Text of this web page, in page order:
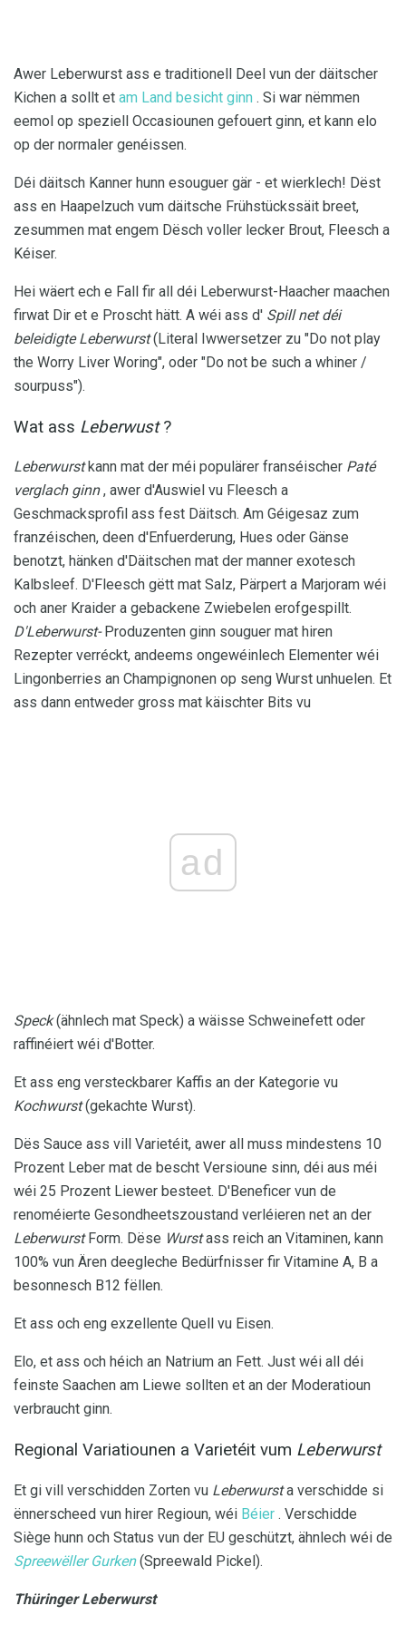
Awer Leberwurst ass e traditionell Deel vun der däitscher
Kichen a sollt et am Land besicht ginn . Si war nëmmen
eemol op speziell Occasiounen gefouert ginn, et kann elo
op der normaler genéissen.
Déi däitsch Kanner hunn esouguer gär - et wierklech! Dëst
ass en Haapelzuch vum däitsche Frühstückssäit breet,
zesummen mat engem Dësch voller lecker Brout, Fleesch a
Kéiser.
Hei wäert ech e Fall fir all déi Leberwurst-Haacher maachen
firwat Dir et e Proscht hätt. A wéi ass d' Spill net déi
beleidigte Leberwurst(Literal Iwwersetzer zu "Do not play
the Worry Liver Woring", oder "Do not be such a whiner /
sourpuss").
Wat ass Leberwust?
Leberwurstkann mat der méi populärer franséischer Paté
verglach ginn, awer d'Auswiel vu Fleesch a
Geschmacksprofil ass fest Däitsch. Am Géigesaz zum
franzéischen, deen d'Enfuerderung, Hues oder Gänse
benotzt, hänken d'Däitschen mat der manner exotesch
Kalbsleef. D'Fleesch gëtt mat Salz, Pärpert a Marjoram wéi
och aner Kraider a gebackene Zwiebelen erofgespillt.
D'Leberwurst-Produzenten ginn souguer mat hiren
Rezepter verréckt, andeems ongewéinlech Elementer wéi
Lingonberries an Champignonen op seng Wurst unhuelen. Et
ass dann entweder gross mat käischter Bits vu
ad
Speck(ähnlech mat Speck) a wäisse Schweinefett oder
raffinéiert wéi d'Botter.
Et ass eng versteckbarer Kaffis an der Kategorie vu
Kochwurst(gekachte Wurst).
Dës Sauce ass vill Varietéit, awer all muss mindestens 10
Prozent Leber mat de bescht Versioune sinn, déi aus méi
wéi 25 Prozent Liewer besteet. D'Beneficer vun de
renoméierte Gesondheetszoustand verléieren net an der
LeberwurstForm. Dëse Wurstass reich an Vitaminen, kann
100% vun Ären deegleche Bedürfnisser fir Vitamine A, B a
besonnesch B12 fëllen.
Et ass och eng exzellente Quell vu Eisen.
Elo, et ass och héich an Natrium an Fett. Just wéi all déi
feinste Saachen am Liewe sollten et an der Moderatioun
verbraucht ginn.
Regional Variatiounen a Varietéit vum Leberwurst
Et gi vill verschidden Zorten vu Leberwursta verschidde si
ënnerscheed vun hirer Regioun, wéi Béier . Verschidde
Siège hunn och Status vun der EU geschützt, ähnlech wéi de
Spreewëller Gurken(Spreewald Pickel).
Thüringer Leberwurst